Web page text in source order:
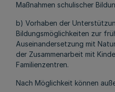
Maßnahmen schulischer
b) Vorhaben der
Bildungsmöglichkeiten zur
Auseinandersetzung mit
der Zusammenarbeit mit
Familienzentren.
Nach Möglichkeit können